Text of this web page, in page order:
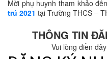
Mời phụ huynh tham khảo
trú 2021 tại Trường THCS –
THÔNG TIN
Vui lòng điền